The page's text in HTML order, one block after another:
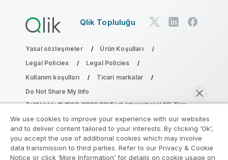
Qlik Topluluğu
Yasal sözleşmeler
Ürün Koşulları
Legal Policies
Legal Policies
Kullanım koşulları
Ticari markalar
Do Not Share My Info
Telif Hakkı © 1993-2026 QlikTech International AB. Tüm
Analiz Modernleştirme Programına katılın
We use cookies to improve your experience with our websites
and to deliver content tailored to your interests. By clicking ‘Ok’,
you accept the use of additional cookies which may involve
data transmission to third parties. Refer to our Privacy & Cookie
Notice or click ‘More Information’ for details on cookie usage on